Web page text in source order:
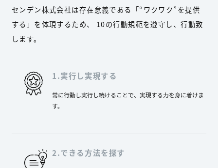
センデン株式会社は存在意義である「“ワクワク”を提供
する」を体現するため、
10の行動規範を遵守し、行動致
します。
1.実行し実現する
常に行動し実行し続けることで、実現する力を身に着けま
す。
2.できる方法を探す